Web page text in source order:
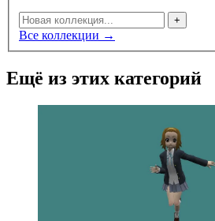
+
Все коллекции →
Ещё из этих категорий